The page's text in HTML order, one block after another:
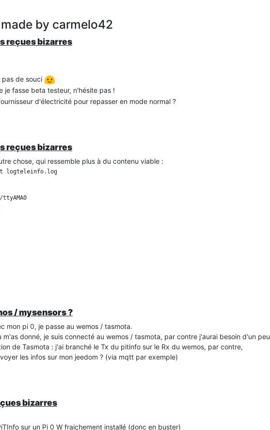
by carmelo42
reçues bizarres
de souci
je fasse beta testeur, n'hésite pas !
d'électricité pour repasser en mode normal ?
reçues bizarres
chose, qui ressemble plus à du contenu viable :
logteleinfo.log
-E / mysensors ?
mon pi 0, je passe au wemos / tasmota.
m'as donné, je suis connecté au wemos / tasmota, par contre j'aurai besoin d'un peu
de Tasmota : j'ai branché le Tx du pitinfo sur le Rx du wemos, par contre,
les infos sur mon jeedom ? (via mqtt par exemple)
bizarres
sur un Pi 0 W fraichement installé (donc en buster)